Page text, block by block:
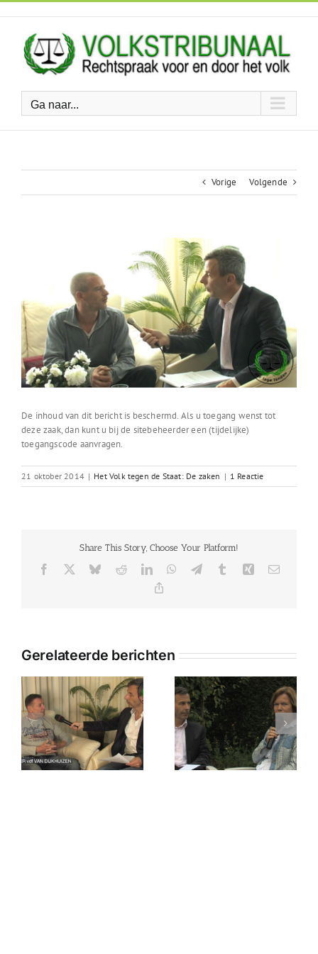
Ga
naar
Ga naar...
Vorige Volgende
De inhoud van dit bericht is beschermd. Als u toegang wenst tot
deze zaak, dan kunt u bij de sitebeheerder een (tijdelijke)
toegangscode aanvragen.
21 oktober 2014 | Het Volk tegen de Staat: De zaken | 1 Reactie
Share This Story, Choose Your Platform!
Facebook BlueskyRedditLinkedInWhatsApp
TelegramTumblr Xing E-
Gerelateerde berichten
Zaak van Casper tegen
de Staat
De zaak van Toos
tegen de Staat